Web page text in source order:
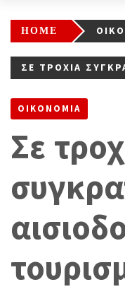
HOME
ΣΕ ΤΡΟΧΙΆ
ΟΙΚΟΝΟΜΙΑ
Σε